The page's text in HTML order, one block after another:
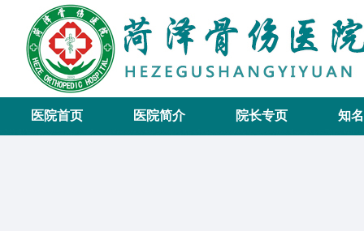
医院首页 医院简介 院长专页 知